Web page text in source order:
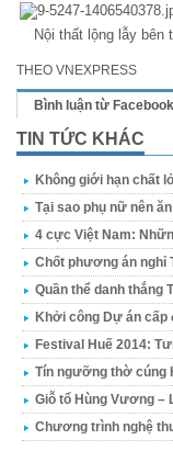
Nội thất lộng lẫy
THEO VNEXPRESS
Bình luận từ Facebook
TIN TỨC KHÁC
Không giới hạn chất
Tại sao phụ nữ nên
4 cực Việt Nam:
Chốt phương án nghỉ
Quần thể danh thắng
Khởi công Dự án cấp
Festival Huế 2014:
Tín ngưỡng thờ cúng
Giỗ tổ Hùng Vương –
Chương trình nghệ